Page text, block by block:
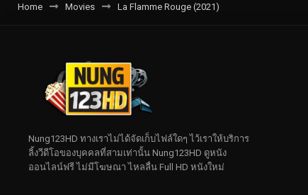
Home Movies La Flamme Rouge (2021)
Nung123HD ทางเราไม่ได้จัดเก็บไฟล์ใดๆ ไว้เราให้บริการ
ลิ้งวีดีโอของบุคคลที่สามเท่านั้น Nung123HD ดูหนัง
ออนไลน์ฟรี ไม่มีโฆษณา ไหลลื่น Full HD หนังใหม่